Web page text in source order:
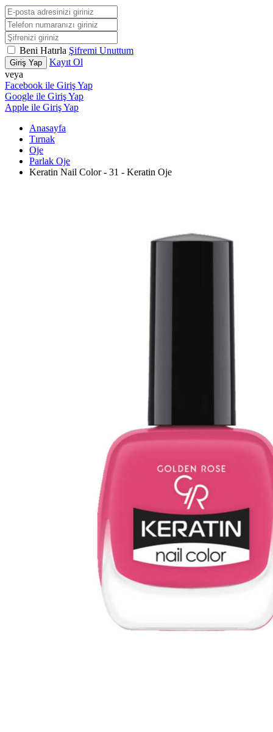
Beni Hatırla Şifremi Unuttum
Giriş Yap
Kayıt Ol
veya
Facebook ile Giriş Yap
Google ile Giriş Yap
Apple ile Giriş Yap
Anasayfa
Tırnak
Oje
Parlak Oje
Keratin Nail Color - 31 - Keratin Oje